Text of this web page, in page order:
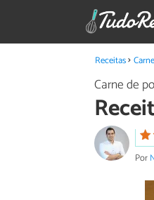
Receitas Carne
Carne de
Por